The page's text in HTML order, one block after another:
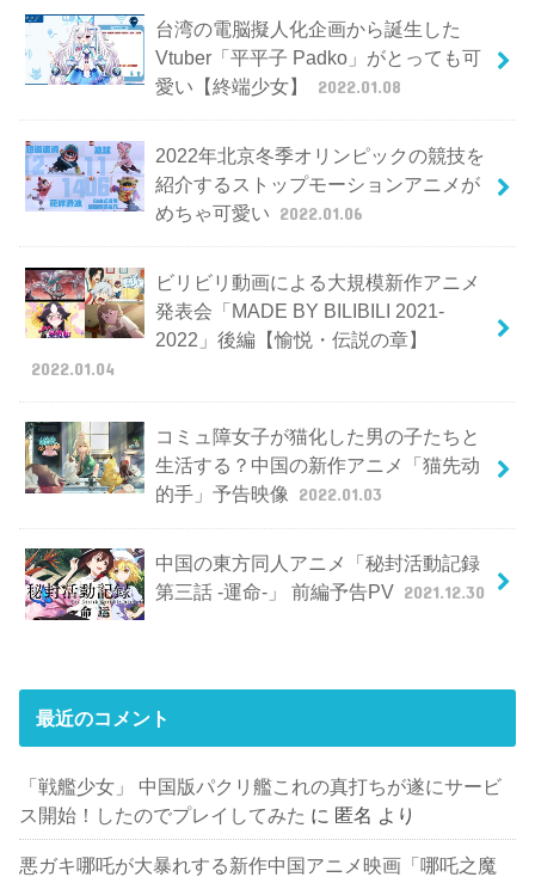
台湾の電脳擬人化企画から誕生した
Vtuber「平平子 Padko」がとっても可
愛い【終端少女】
2022.01.08
2022年北京冬季オリンピックの競技を
紹介するストップモーションアニメが
めちゃ可愛い 2022.01.06
ビリビリ動画による大規模新作アニメ
発表会「MADE BY BILIBILI 2021-
2022」後編【愉悦・伝説の章】
2022.01.04
コミュ障女子が猫化した男の子たちと
生活する？中国の新作アニメ「猫先动
的手」予告映像
2022.01.03
中国の東方同人アニメ「秘封活動記録
第三話 -運命-」 前編予告PV 2021.12.30
最近のコメント
「戦艦少女」 中国版パクリ艦これの真打ちが遂にサービ
ス開始！したのでプレイしてみた に 匿名 より
悪ガキ哪吒が大暴れする新作中国アニメ映画「哪吒之魔